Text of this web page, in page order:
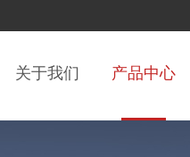
关于我们 产品中心